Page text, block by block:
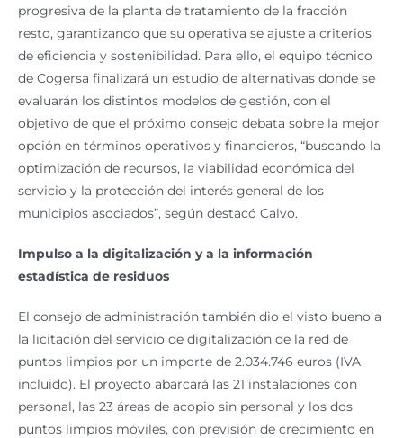
progresiva de la planta de tratamiento de la fracción
resto, garantizando que su operativa se ajuste a criterios
de eficiencia y sostenibilidad. Para ello, el equipo técnico
de Cogersa finalizará un estudio de alternativas donde se
evaluarán los distintos modelos de gestión, con el
objetivo de que el próximo consejo debata sobre la mejor
opción en términos operativos y financieros, “buscando la
optimización de recursos, la viabilidad económica del
servicio y la protección del interés general de los
municipios asociados”, según destacó Calvo.
Impulso a la digitalización y a la información
estadística de residuos
El consejo de administración también dio el visto bueno a
la licitación del servicio de digitalización de la red de
puntos limpios por un importe de 2.034.746 euros (IVA
incluido). El proyecto abarcará las 21 instalaciones con
personal, las 23 áreas de acopio sin personal y los dos
puntos limpios móviles, con previsión de crecimiento en